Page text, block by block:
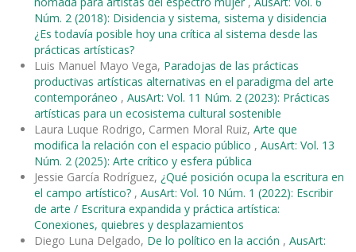
Núm. 2 (2018): Disidencia y sistema, sistema y disidencia
¿Es todavía posible hoy una crítica al sistema desde las
prácticas artísticas?
Luis Manuel Mayo Vega, Paradojas de las prácticas
productivas artísticas alternativas en el paradigma del arte
contemporáneo , AusArt: Vol. 11 Núm. 2 (2023): Prácticas
artísticas para un ecosistema cultural sostenible
Laura Luque Rodrigo, Carmen Moral Ruiz, Arte que
modifica la relación con el espacio público , AusArt: Vol. 13
Núm. 2 (2025): Arte crítico y esfera pública
Jessie García Rodríguez, ¿Qué posición ocupa la escritura en
el campo artístico? , AusArt: Vol. 10 Núm. 1 (2022): Escribir
de arte / Escritura expandida y práctica artística:
Conexiones, quiebres y desplazamientos
Diego Luna Delgado, De lo político en la acción , AusArt: